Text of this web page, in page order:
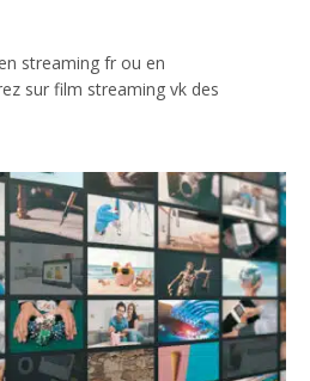
streaming fr ou en
sur film streaming vk des